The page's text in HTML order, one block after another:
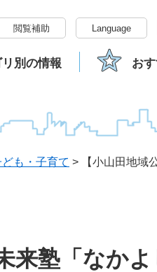
閲覧補助 Language
別の情報 お
も・子育て >
【小山田地域
来塾「なか